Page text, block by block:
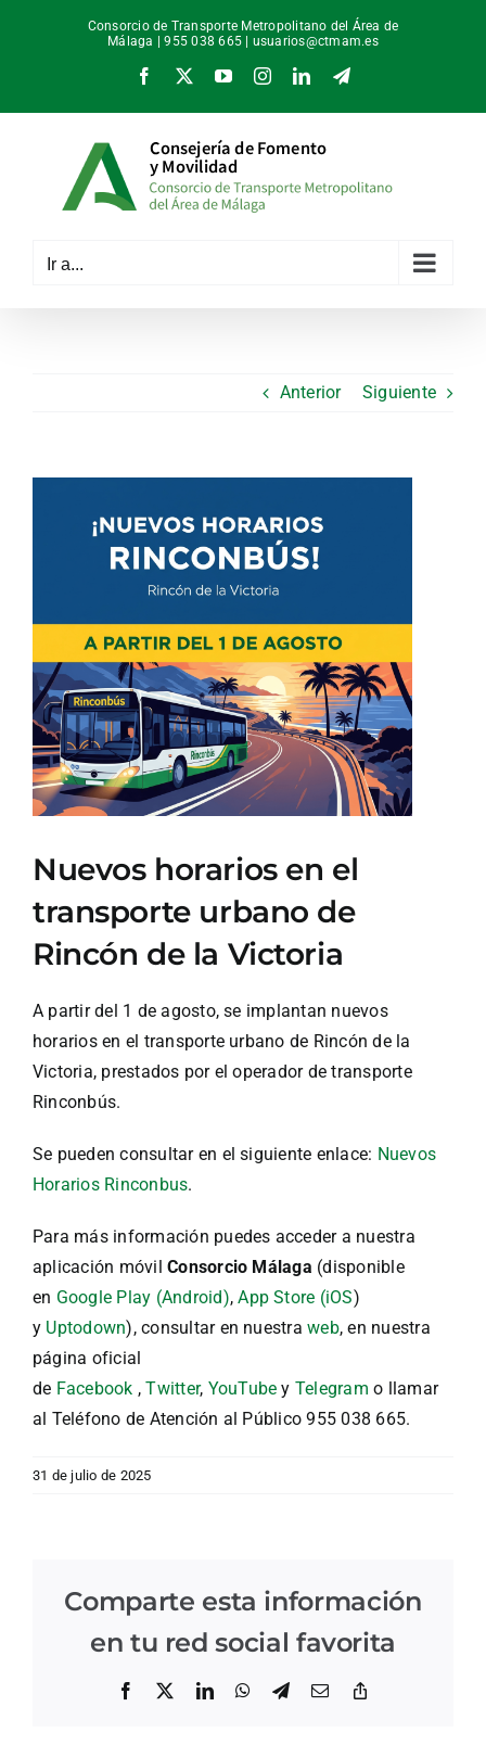
Consorcio de Transporte Metropolitano del Área de
Málaga | 955 038 665 | usuarios@ctmam.es
Facebook
X YouTubeInstagramLinkedInTelegram
Ir a...
Anterior Siguiente
Nuevos horarios en el
transporte urbano de
Rincón de la Victoria
A partir del 1 de agosto, se implantan nuevos
horarios en el transporte urbano de Rincón de la
Victoria, prestados por el operador de transporte
Rinconbús.
Se pueden consultar en el siguiente enlace: Nuevos
Horarios Rinconbus.
Para más información puedes acceder a nuestra
aplicación móvilConsorcio Málaga (disponible
en Google Play (Android),App Store (iOS)
y Uptodown), consultar en nuestraweb, en nuestra
página oficial
de Facebook ,Twitter, YouTube y Telegramo llamar
al Teléfono de Atención al Público 955 038 665.
31 de julio de 2025
Comparte esta información
en tu red social favorita
Facebook LinkedInWhatsApp
Telegram
Correo